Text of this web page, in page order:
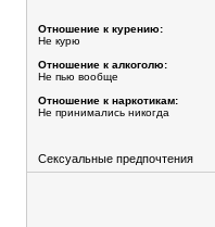
Отношение к курению:
Не курю
Отношение к алкоголю:
Не пью вообще
Отношение к наркотикам:
Не принимались никогда
Сексуальные предпочтения